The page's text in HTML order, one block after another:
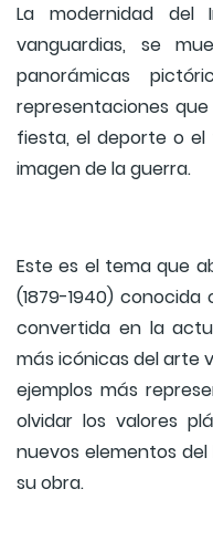
La modernidad del
vanguardias, se
panorámicas
representaciones
fiesta, el deporte o el
imagen de la guerra.
Este es el tema que
(1879-1940) conocida
convertida en la
más icónicas del arte
ejemplos más
olvidar los valores
nuevos elementos
su obra.